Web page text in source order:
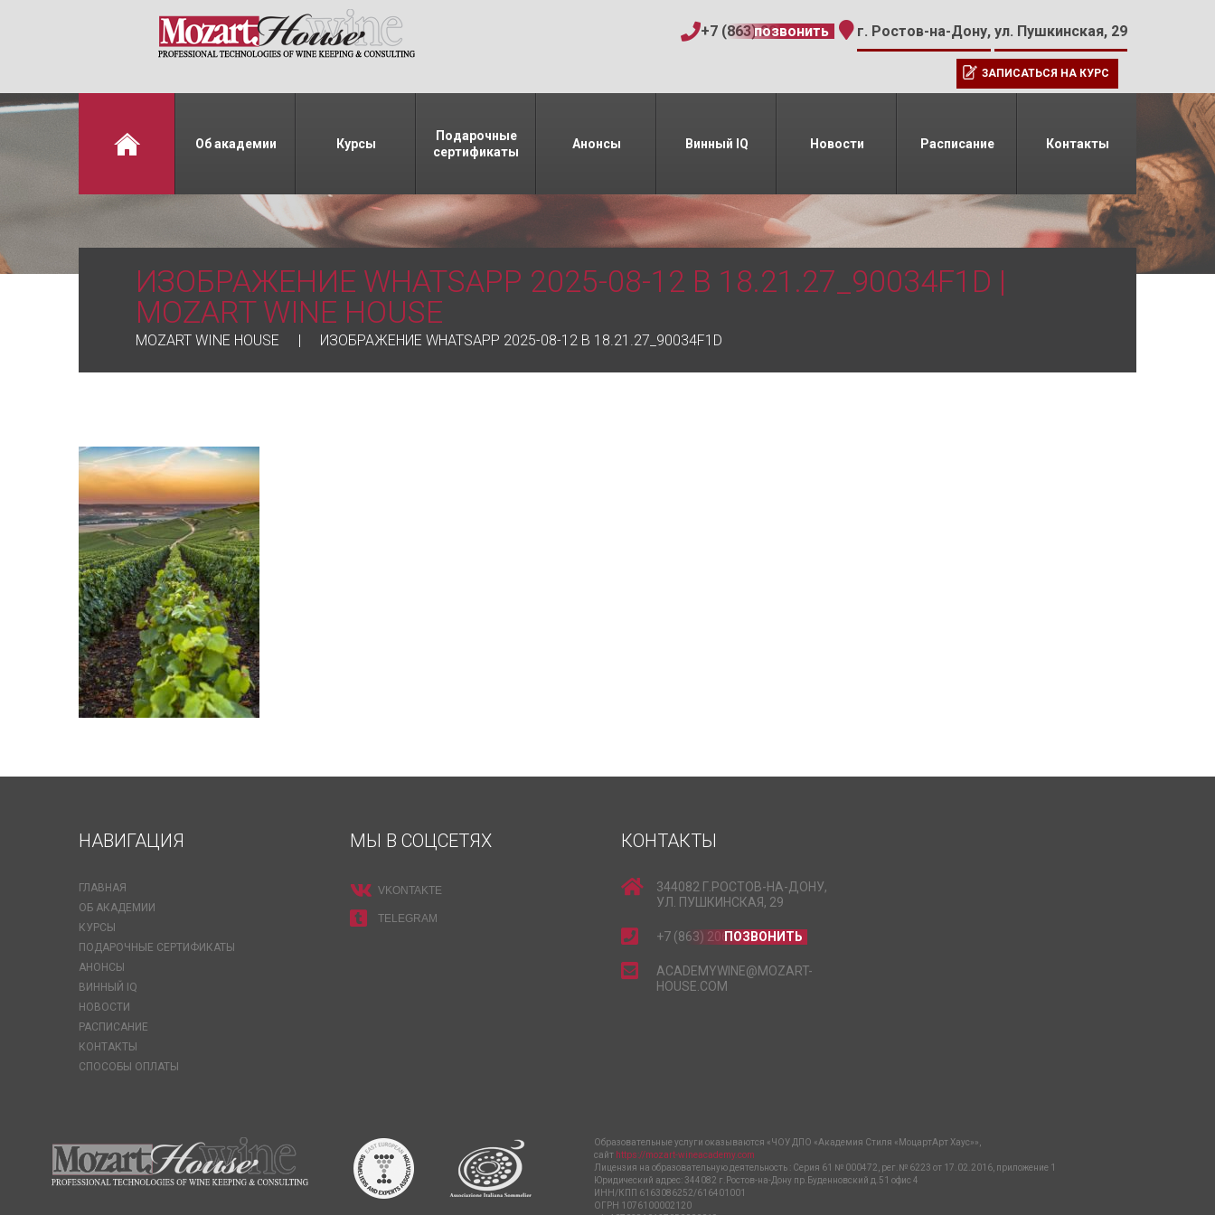
+7 (863) 206-15-15
позвонить г. Ростов-на-Дону, ул. Пушкинская, 29
ЗАПИСАТЬСЯ НА КУРС
Об академии Курсы
Подарочные
сертификаты
Анонсы Винный IQ Новости Расписание Контакты
ИЗОБРАЖЕНИЕ WHATSAPP 2025-08-12 В 18.21.27_90034F1D |
MOZART WINE HOUSE
MOZART WINE HOUSE ИЗОБРАЖЕНИЕ WHATSAPP 2025-08-12 В 18.21.27_90034F1D
НАВИГАЦИЯ
ГЛАВНАЯ
ОБ АКАДЕМИИ
КУРСЫ
ПОДАРОЧНЫЕ СЕРТИФИКАТЫ
АНОНСЫ
ВИННЫЙ IQ
НОВОСТИ
РАСПИСАНИЕ
КОНТАКТЫ
СПОСОБЫ ОПЛАТЫ
МЫ В СОЦСЕТЯХ
VKONTAKTE
TELEGRAM
КОНТАКТЫ
344082 Г.РОСТОВ-НА-ДОНУ,
УЛ. ПУШКИНСКАЯ, 29
+7 (863) 206-15-15
ПОЗВОНИТЬ
ACADEMYWINE@MOZART-
HOUSE.COM
Образовательные услуги оказываются «ЧОУ ДПО «Академия Стиля «МоцартАрт Хаус»»,
сайт https://mozart-wineacademy.com
Лицензия на образовательную деятельность : Серия 61 № 000472, рег.№ 6223 от 17.02.2016, приложение 1
Юридический адрес: 344082 г.Ростов-на-Дону пр.Буденновский д.51 офис 4
ИНН/КПП 6163086252/616401001
ОГРН 1076100002120